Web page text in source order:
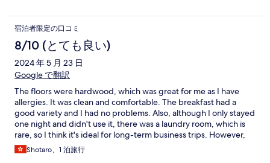
宿泊者限定の口コミ
8/10 (とても良い)
2024 年 5 月 23 日
Google で翻訳
The floors were hardwood, which was great for me as I have
allergies. It was clean and comfortable. The breakfast had a
good variety and I had no problems. Also, although I only stayed
one night and didn't use it, there was a laundry room, which is
rare, so I think it's ideal for long-term business trips. However,
due to heavy rain, water was falling like a waterfall from the roof
at the hotel entrance, making it difficult to walk, which I think
Shotaro、1 泊旅行